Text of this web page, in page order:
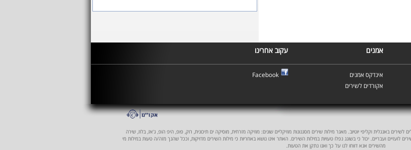
אמנים עקוב אחרינו
אינדקס אמנים
אקורדים לשירים
Facebook
באנגלית וקליפי יוטיוב. מאגר מילות שירים מסגנונות מוזיקליים שונים: מוזיקה מזרחית, מוסיקה ים תיכונית, רוק, פופ, היפ הופ, ג'אז, בלוז, שירה
לועזיים ועבריים. יכול כי בשוגג נפלו טעויות במילות השירים. האתר אינו נושא באחריות כי מילות השירים מדויקות, וככל שהנך מזה/ה טעות במילות מי
מהשירים אנא דווחו לנו על כך ואנו נתקן את הטעות.